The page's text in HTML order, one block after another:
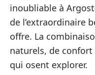
inoubliable à
de l’extraordinaire
offre. La
naturels, de confort
qui osent explorer.